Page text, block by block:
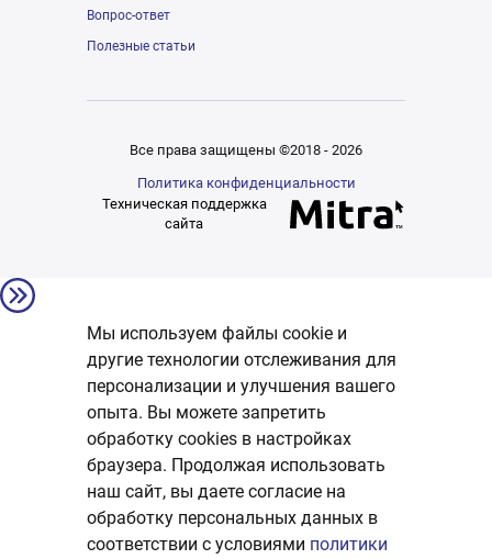
Вопрос-ответ
Полезные статьи
Все права защищены ©2018 - 2026
Политика конфиденциальности
Техническая поддержка
сайта
Мы используем файлы cookie и
другие технологии отслеживания для
персонализации и улучшения вашего
опыта. Вы можете запретить
обработку сookies в настройках
браузера. Продолжая использовать
наш сайт, вы даете согласие на
обработку персональных данных в
соответствии с условиями политики